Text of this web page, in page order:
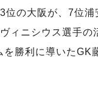
位の大阪が、7位
ィニシウス選手
勝利に導いたGK